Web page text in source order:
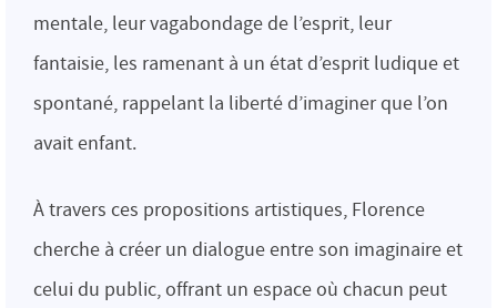
mentale, leur vagabondage de l’esprit, leur
fantaisie, les ramenant à un état d’esprit ludique et
spontané, rappelant la liberté d’imaginer que l’on
avait enfant.
À travers ces propositions artistiques, Florence
cherche à créer un dialogue entre son imaginaire et
celui du public, offrant un espace où chacun peut